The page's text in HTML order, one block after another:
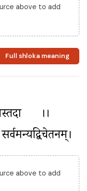
above to add
Full shloka meaning
।।
above to add